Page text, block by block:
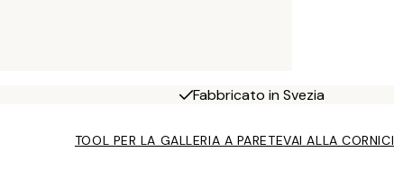
Fabbricato in Svezia
TOOL PER LA GALLERIA A PARETEVAI ALLA CORNICI